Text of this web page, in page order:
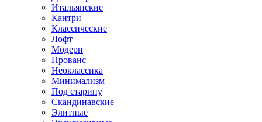
Итальянские
Кантри
Классические
Лофт
Модерн
Прованс
Неоклассика
Минимализм
Под старину
Скандинавские
Элитные